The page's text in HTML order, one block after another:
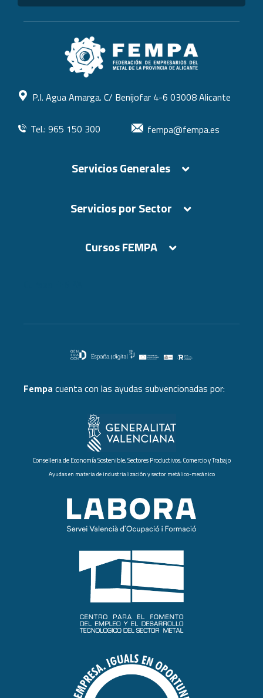
P.I. Agua Amarga. C/ Benijofar 4-6 03008 Alicante
Tel.: 965 150 300 fempa@fempa.es
Servicios Generales
Servicios por Sector
Cursos FEMPA
Fempa cuenta con las ayudas subvencionadas por:
Conselleria de Economía Sostenible, Sectores Productivos, Comercio y Trabajo
Ayudas en materia de industrialización y sector metálico-mecánico